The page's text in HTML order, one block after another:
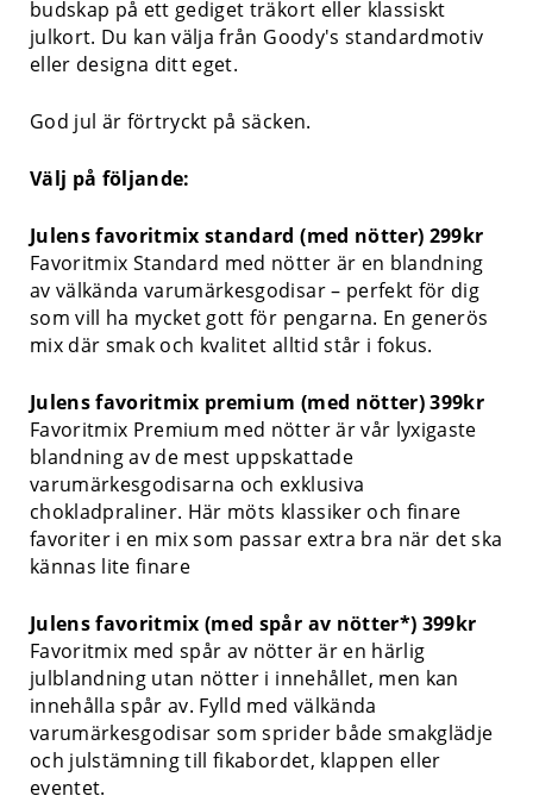
budskap på ett gediget träkort eller klassiskt
julkort. Du kan välja från Goody's standardmotiv
eller designa ditt eget.
God jul är förtryckt på säcken.
Välj på följande:
Julens favoritmix standard (med nötter) 299kr
Favoritmix Standard med nötter är en blandning
av välkända varumärkesgodisar – perfekt för dig
som vill ha mycket gott för pengarna. En generös
mix där smak och kvalitet alltid står i fokus.
Julens favoritmix premium (med nötter) 399kr
Favoritmix Premium med nötter är vår lyxigaste
blandning av de mest uppskattade
varumärkesgodisarna och exklusiva
chokladpraliner. Här möts klassiker och finare
favoriter i en mix som passar extra bra när det ska
kännas lite finare
Julens favoritmix (med spår av nötter*) 399kr
Favoritmix med spår av nötter är en härlig
julblandning utan nötter i innehållet, men kan
innehålla spår av. Fylld med välkända
varumärkesgodisar som sprider både smakglädje
och julstämning till fikabordet, klappen eller
eventet.